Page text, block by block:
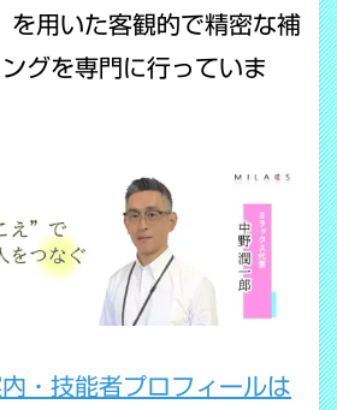
を用いた客観的で精密な補
グを専門に行っていま
・技能者プロフィールは